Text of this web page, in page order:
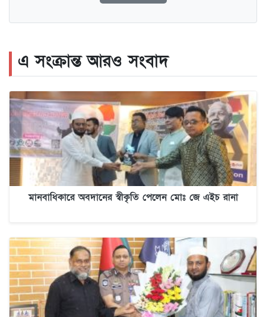
এ সংক্রান্ত আরও সংবাদ
মানবাধিকারে অবদানের স্বীকৃতি পেলেন মোঃ জে এইচ রানা